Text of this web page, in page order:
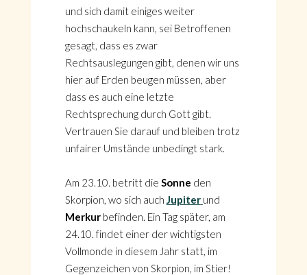
und sich damit einiges weiter
hochschaukeln kann, sei Betroffenen
gesagt, dass es zwar
Rechtsauslegungen gibt, denen wir uns
hier auf Erden beugen müssen, aber
dass es auch eine letzte
Rechtsprechung durch Gott gibt.
Vertrauen Sie darauf und bleiben trotz
unfairer Umstände unbedingt stark.
Am 23.10. betritt die Sonne den
Skorpion, wo sich auch Jupiter und
Merkurbefinden. Ein Tag später, am
24.10. findet einer der wichtigsten
Vollmonde in diesem Jahr statt, im
Gegenzeichen von Skorpion, im Stier!